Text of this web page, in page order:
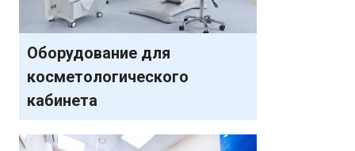
Оборудование для
косметологического
кабинета